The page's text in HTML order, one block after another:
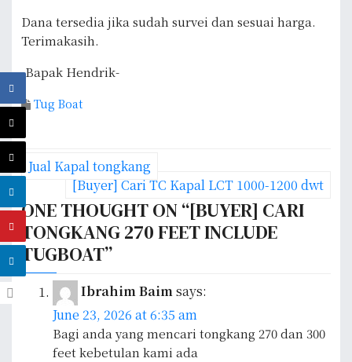
Dana tersedia jika sudah survei dan sesuai harga.
Terimakasih.
-Bapak Hendrik-
Tug Boat
P
s
t
n
Jual Kapal tongkang
[Buyer] Cari TC Kapal LCT 1000-1200 dwt
ONE THOUGHT ON “[BUYER] CARI
TONGKANG 270 FEET INCLUDE
TUGBOAT”
Ibrahim Baimsays:
June 23, 2026 at 6:35 am
Bagi anda yang mencari tongkang 270 dan 300
feet kebetulan kami ada